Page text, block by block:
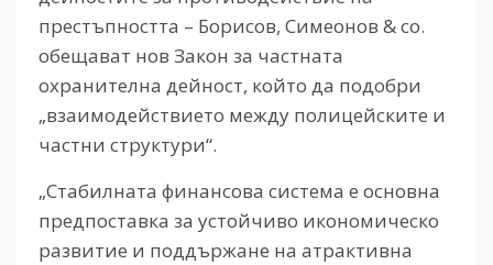
престъпността – Борисов, Симеонов & co.
обещават нов Закон за частната
охранителна дейност, който да подобри
„взаимодействието между полицейските и
частни структури“.
„Стабилната финансова система е основна
предпоставка за устойчиво икономическо
развитие и поддържане на атрактивна